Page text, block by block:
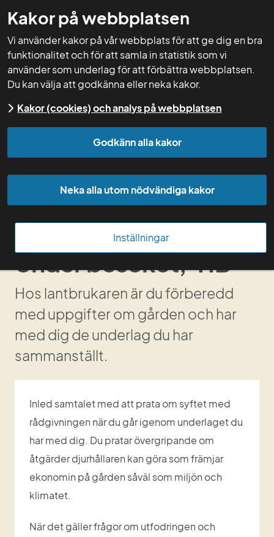
Kakor på webbplatsen
Vi använder kakor på vår webbplats för att ge dig en bra
funktionalitet och för att samla in statistik som vi
använder som underlag för att förbättra webbplatsen.
Du kan välja att godkänna eller neka kakor.
Kakor (cookies) och analys på webbplatsen
Godkänn alla kakor
Neka alla utom nödvändiga kakor
Inställningar
GNW-adm
Start Rådgivning
Kontroll av foderstater - nöt,
Under besöket, 41B
Efter besöket, 41B
Under besöket, 41B
Hos lantbrukaren är du förberedd
med uppgifter om gården och har
med dig de underlag du har
sammanställt.
Inled samtalet med att prata om syftet med
rådgivningen när du går igenom underlaget du
har med dig. Du pratar övergripande om
åtgärder djurhållaren kan göra som främjar
ekonomin på gården såväl som miljön och
klimatet.
När det gäller frågor om utfodringen och